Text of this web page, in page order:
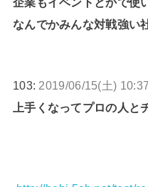
なんでかみんな対戦強い
103: 2019/06/15(土)
上手くなってプロの人